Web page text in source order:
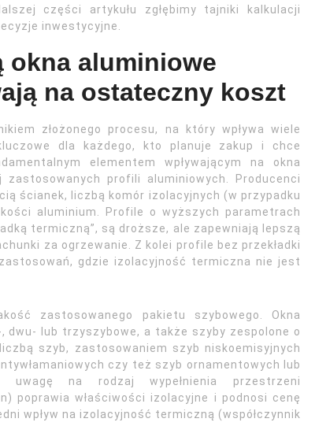
części artykułu zgłębimy tajniki kalkulacji
inwestycyjne.
okna aluminiowe
na ostateczny koszt
złożonego procesu, na który wpływa wiele
dla każdego, kto planuje zakup i chce
elementem wpływającym na okna
profili aluminiowych. Producenci
ścianek, liczbą komór izolacyjnych (w przypadku
aluminium. Profile o wyższych parametrach
termiczną”, są droższe, ale zapewniają lepszą
za ogrzewanie. Z kolei profile bez przekładki
gdzie izolacyjność termiczna nie jest
zastosowanego pakietu szybowego. Okna
dwu- lub trzyszybowe, a także szyby zespolone o
szyb, zastosowaniem szyb niskoemisyjnych
czy też szyb ornamentowych lub
uwagę na rodzaj wypełnienia przestrzeni
poprawia właściwości izolacyjne i podnosi cenę
wpływ na izolacyjność termiczną (współczynnik